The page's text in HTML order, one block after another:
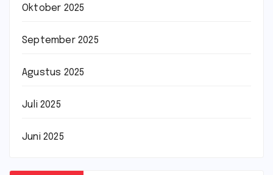
Oktober 2025
September 2025
Agustus 2025
Juli 2025
Juni 2025